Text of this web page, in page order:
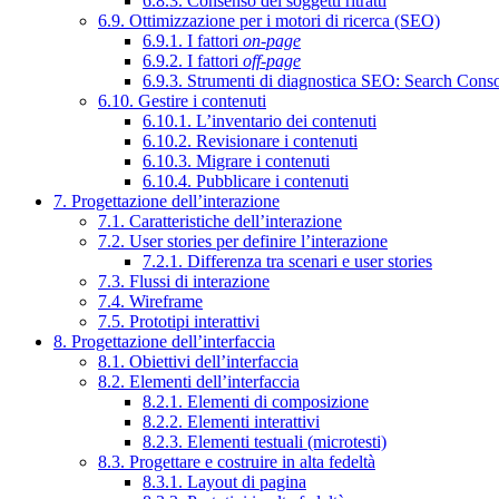
6.9. Ottimizzazione per i motori di ricerca (SEO)
6.9.1. I fattori on-page
6.9.2. I fattori off-page
6.9.3. Strumenti di diagnostica SEO: Search
6.10. Gestire i contenuti
6.10.1. L’inventario dei contenuti
6.10.2. Revisionare i contenuti
6.10.3. Migrare i contenuti
6.10.4. Pubblicare i contenuti
7. Progettazione dell’interazione
7.1. Caratteristiche dell’interazione
7.2. User stories per definire l’interazione
7.2.1. Differenza tra scenari e user stories
7.3. Flussi di interazione
7.4. Wireframe
7.5. Prototipi interattivi
8. Progettazione dell’interfaccia
8.1. Obiettivi dell’interfaccia
8.2. Elementi dell’interfaccia
8.2.1. Elementi di composizione
8.2.2. Elementi interattivi
8.2.3. Elementi testuali (microtesti)
8.3. Progettare e costruire in alta fedeltà
8.3.1. Layout di pagina